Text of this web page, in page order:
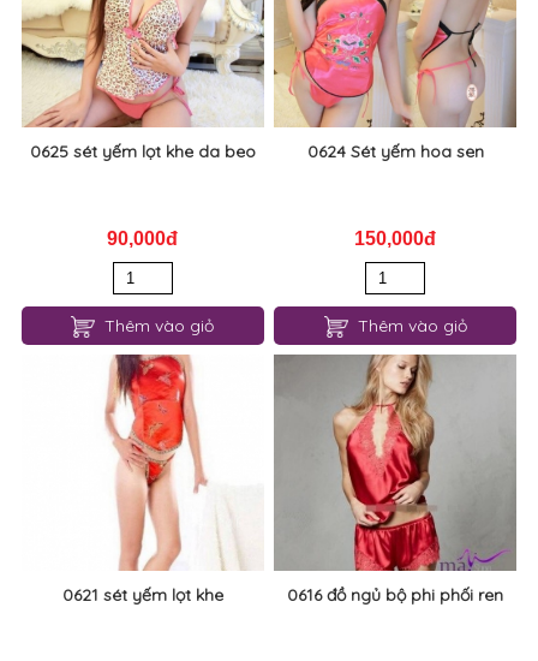
160,000đ
130,000đ
Thêm vào giỏ
110,000đ
Thêm vào giỏ
0625 sét yếm lọt khe da beo
90,000đ
Thêm vào giỏ
0624 Sét yếm hoa sen
150,000đ
Thêm vào giỏ